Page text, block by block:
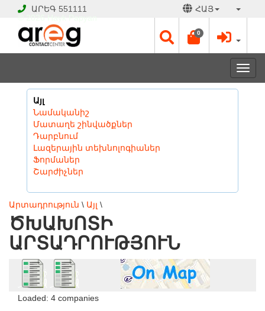
ԱՐԵԳ 551111 ՀԱՅ
0
Այլ
Նամականիշ
Մատաղե շինվածքներ
Դարբնում
Լազերային տեխնոլոգիաներ
Ֆորմաներ
Շարժիչներ
Արտադրություն \ Այլ \
ԾԽԱԽՈՏԻ
ԱՐՏԱԴՐՈՒԹՅՈՒՆ
Loaded: 4 companies